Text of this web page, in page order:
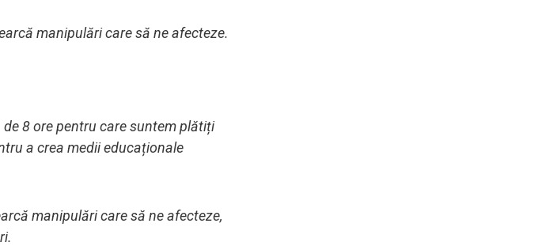
manipulări care să ne afecteze.
8 ore pentru care suntem plătiți
a crea medii educaționale
manipulări care să ne afecteze,